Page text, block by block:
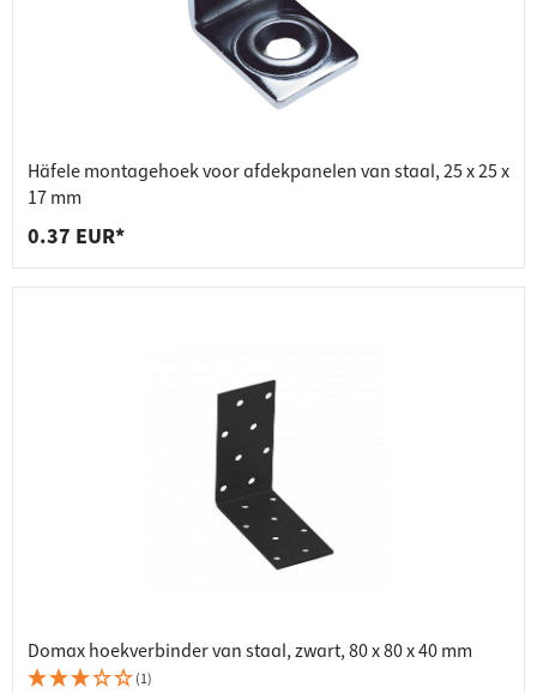
Häfele montagehoek voor afdekpanelen van staal, 25 x 25 x
17 mm
0.37 EUR*
Domax hoekverbinder van staal, zwart, 80 x 80 x 40 mm
(1)